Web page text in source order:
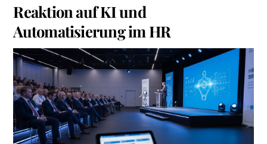
Reaktion auf KI und
Automatisierung im HR